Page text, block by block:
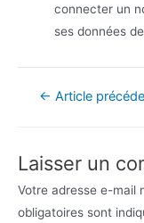
connecter un
ses données
Navigation
← Article
Laisser un
Votre adresse e-mail
obligatoires sont